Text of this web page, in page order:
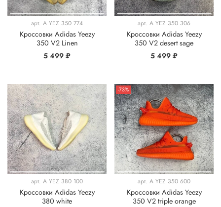
арт. A YEZ 350 774
Кроссовки Adidas Yeezy
350 V2 Linen
5 499 ₽
арт. A YEZ 350 306
Кроссовки Adidas Yeezy
350 V2 desert sage
5 499 ₽
арт. A YEZ 380 100
Кроссовки Adidas Yeezy
380 white
-73%
арт. A YEZ 350 600
Кроссовки Adidas Yeezy
350 V2 triple orange